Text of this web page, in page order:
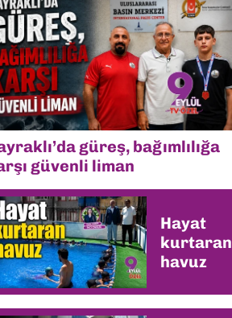
güreş, bağımlılığa
güvenli liman
Hayat
kurtaran
havuz